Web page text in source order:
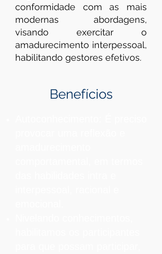
conformidade com as mais
modernas abordagens,
visando exercitar o
amadurecimento interpessoal,
habilitando gestores efetivos.
Benefícios